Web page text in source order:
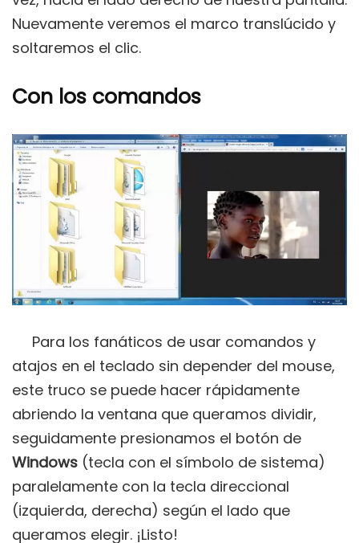
Nuevamente veremos el marco translúcido y
soltaremos el clic.
Con los comandos
Para los fanáticos de usar comandos y
atajos en el teclado sin depender del mouse,
este truco se puede hacer rápidamente
abriendo la ventana que queramos dividir,
seguidamente presionamos el botón de
Windows (tecla con el símbolo de sistema)
paralelamente con la tecla direccional
(izquierda, derecha) según el lado que
queramos elegir. ¡Listo!